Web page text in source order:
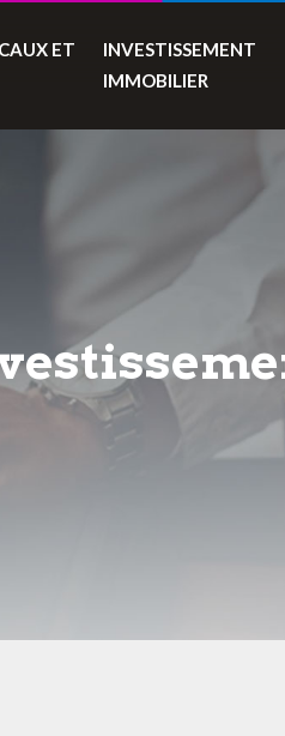
ET
INVESTISSEMENT
IMMOBILIER